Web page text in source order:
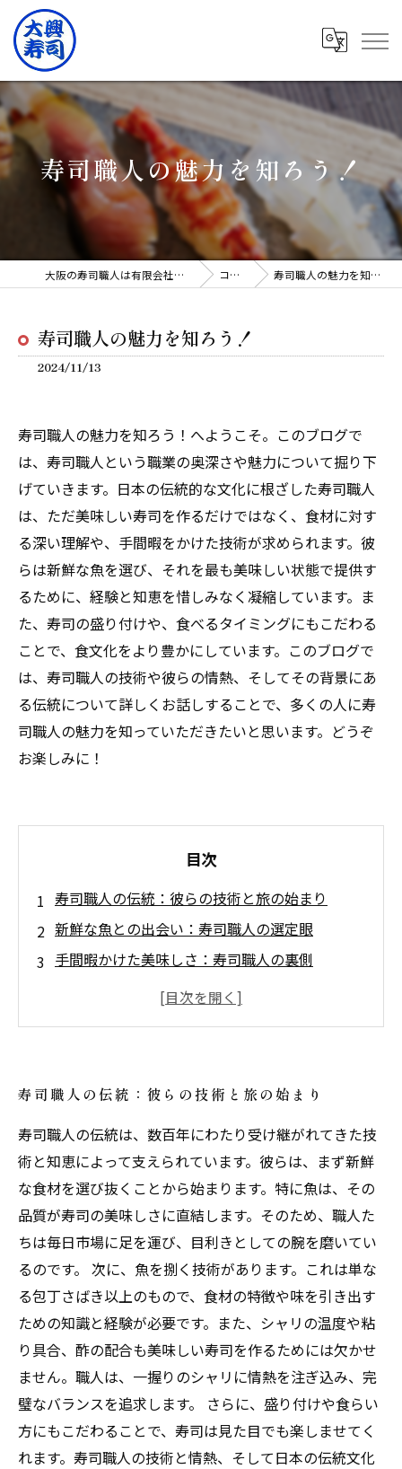
寿司職人の魅力を知ろう！
大阪の寿司職人は有限会社大興寿司 コラム 寿司職人の魅力を知ろう！
寿司職人の魅力を知ろう！
2024/11/13
寿司職人の魅力を知ろう！へようこそ。このブログで
は、寿司職人という職業の奥深さや魅力について掘り下
げていきます。日本の伝統的な文化に根ざした寿司職人
は、ただ美味しい寿司を作るだけではなく、食材に対す
る深い理解や、手間暇をかけた技術が求められます。彼
らは新鮮な魚を選び、それを最も美味しい状態で提供す
るために、経験と知恵を惜しみなく凝縮しています。ま
た、寿司の盛り付けや、食べるタイミングにもこだわる
ことで、食文化をより豊かにしています。このブログで
は、寿司職人の技術や彼らの情熱、そしてその背景にあ
る伝統について詳しくお話しすることで、多くの人に寿
司職人の魅力を知っていただきたいと思います。どうぞ
お楽しみに！
目次
寿司職人の伝統：彼らの技術と旅の始まり
新鮮な魚との出会い：寿司職人の選定眼
手間暇かけた美味しさ：寿司職人の裏側
食材への深い理解：寿司職人の情熱
て
寿司職人の伝統：彼らの技術と旅の始まり
寿司職人の伝統は、数百年にわたり受け継がれてきた技
術と知恵によって支えられています。彼らは、まず新鮮
な食材を選び抜くことから始まります。特に魚は、その
品質が寿司の美味しさに直結します。そのため、職人た
ちは毎日市場に足を運び、目利きとしての腕を磨いてい
るのです。 次に、魚を捌く技術があります。これは単な
る包丁さばき以上のもので、食材の特徴や味を引き出す
ための知識と経験が必要です。また、シャリの温度や粘
り具合、酢の配合も美味しい寿司を作るためには欠かせ
ません。職人は、一握りのシャリに情熱を注ぎ込み、完
璧なバランスを追求します。 さらに、盛り付けや食らい
方にもこだわることで、寿司は見た目でも楽しませてく
れます。寿司職人の技術と情熱、そして日本の伝統文化